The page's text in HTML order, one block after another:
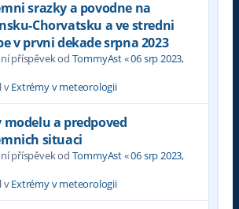
srazky a povodne na
Chorvatsku a ve stredni
v prvni dekade srpna 2023
příspěvek od TommyAst«06 srp 2023,
vExtrémy v meteorologii
modelu a predpoved
situaci
příspěvek od TommyAst«06 srp 2023,
vExtrémy v meteorologii